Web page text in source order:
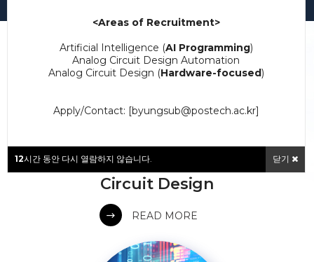
<Areas of Recruitment>
Artificial Intelligence (AI Programming)
Analog Circuit Design Automation
Analog Circuit Design (Hardware-focused)
Apply/Contact: [byungsub@postech.ac.kr]
12시간 동안 다시 열람하지 않습니다. 닫기
RESEARCH 01
Circuit Design
READ MORE